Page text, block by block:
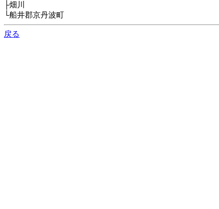
├畑川
└船井郡京丹波町
戻る